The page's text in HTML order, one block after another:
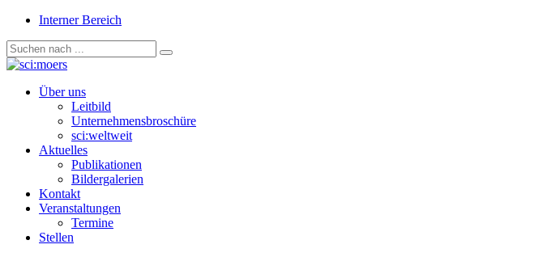
Interner Bereich
Über uns
Leitbild
Unternehmensbroschüre
sci:weltweit
Aktuelles
Publikationen
Bildergalerien
Kontakt
Veranstaltungen
Termine
Stellen